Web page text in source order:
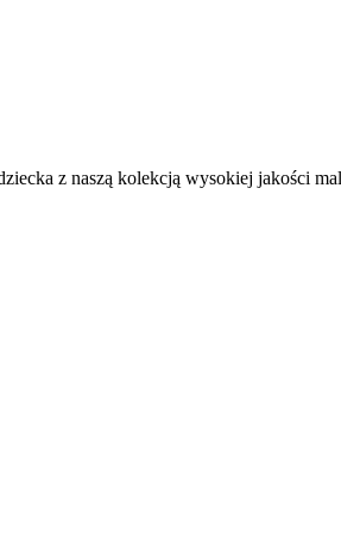
z naszą kolekcją wysokiej jakości